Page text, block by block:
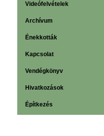
Videófelvételek
Archívum
Énekkották
Kapcsolat
Vendégkönyv
Hivatkozások
Építkezés